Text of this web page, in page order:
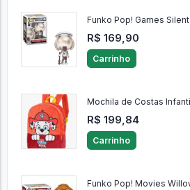
Funko Pop! Games Silent
R$ 169,90
Carrinho
Mochila de Costas
R$ 199,84
Carrinho
Funko Pop! Movies